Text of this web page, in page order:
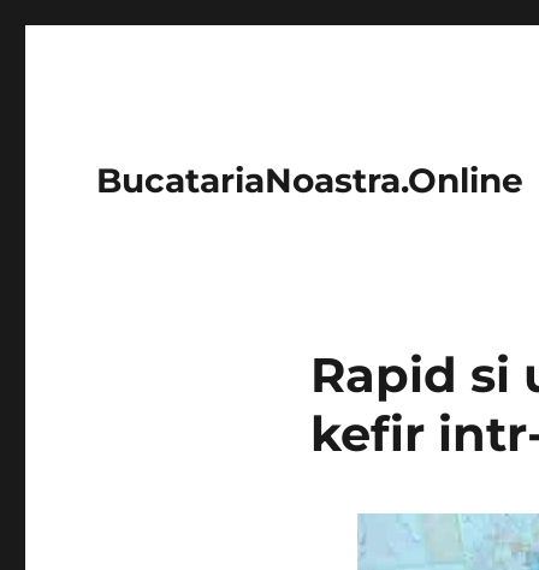
BucatariaNoastra.Online
Rapid si
kefir